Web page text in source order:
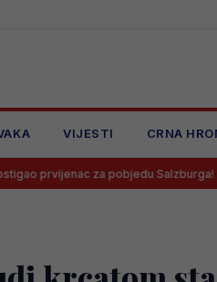
VIJESTI CRNA
za pobjedu Salzburga!